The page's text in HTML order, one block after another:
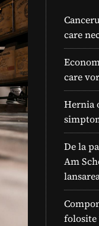
care
care
Hernia
De la
Am